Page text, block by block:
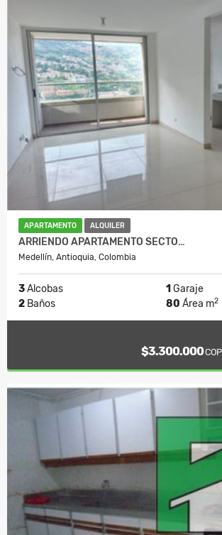
APARTAMENTO ALQUILER
ARRIENDO APARTAMENTO SECTO…
Medellín, Antioquia, Colombia
3Alcobas 1 Garaje
2 Baños 80 Área m2
$3.300.000COP